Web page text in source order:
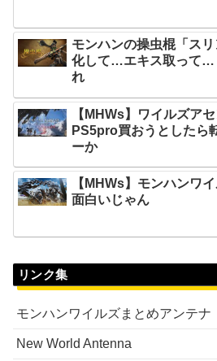
モンハンの操虫棍「ス
化して…エキス取って…
れ
【MHWs】ワイルズア
PS5pro買おうとしたら
ーか
【MHWs】モンハンワ
面白いじゃん
リンク集
モンハンワイルズまとめアンテナ
New World Antenna